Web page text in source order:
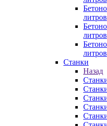
литров
литров
литров
Станки
Назад